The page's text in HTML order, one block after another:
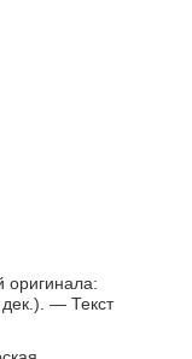
оригинала:
— Текст